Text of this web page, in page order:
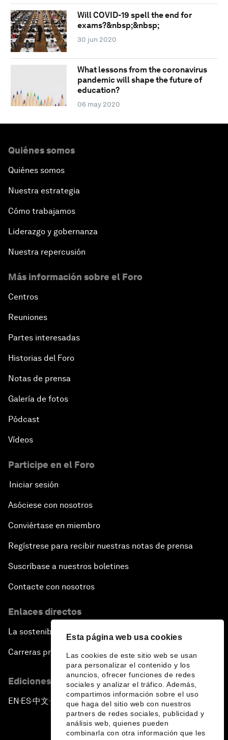
Esta página web usa cookies
Las cookies de este sitio web se usan
para personalizar el contenido y los
anuncios, ofrecer funciones de redes
sociales y analizar el tráfico. Además,
compartimos información sobre el uso
que haga del sitio web con nuestros
partners de redes sociales, publicidad y
análisis web, quienes pueden
combinarla con otra información que les
Will COVID-19 spell the end for
exams?&nbsp;&nbsp;
30 jun 2020
What lessons from the coronavirus
pandemic will shape the future of
education?
06 may 2020
Quiénes somos
Quiénes somos
Nuestra estrategia
Cómo trabajamos
Liderazgo y gobernanza
Nuestra repercusión
Más información sobre el Foro
Centros
Reuniones
Partes interesadas
Historias del Foro
Notas de prensa
Galería de fotos
Pódcast
Vídeos
Participe en el Foro
Iniciar sesión
Asóciese con nosotros
Conviértase en miembro
Regístrese para recibir nuestras notas de prensa
Suscríbase a nuestros boletines
Contacte con nosotros
Enlaces directos
La sostenibilidad en el Foro
Carreras profesionales
Ediciones en otros idiomas
EN ▪ES▪中文▪ 日本語